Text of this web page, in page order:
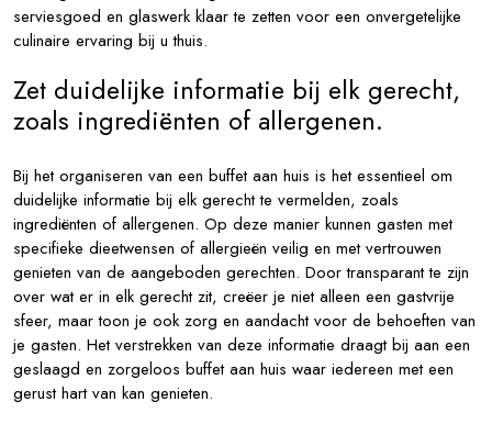
serviesgoed en glaswerk klaar te zetten voor een onvergetelijke
culinaire ervaring bij u thuis.
Zet duidelijke informatie bij elk gerecht,
zoals ingrediënten of allergenen.
Bij het organiseren van een buffet aan huis is het essentieel om
duidelijke informatie bij elk gerecht te vermelden, zoals
ingrediënten of allergenen. Op deze manier kunnen gasten met
specifieke dieetwensen of allergieën veilig en met vertrouwen
genieten van de aangeboden gerechten. Door transparant te zijn
over wat er in elk gerecht zit, creëer je niet alleen een gastvrije
sfeer, maar toon je ook zorg en aandacht voor de behoeften van
je gasten. Het verstrekken van deze informatie draagt bij aan een
geslaagd en zorgeloos buffet aan huis waar iedereen met een
gerust hart van kan genieten.